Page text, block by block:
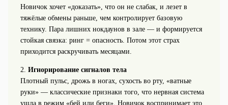
Новичок хочет «доказать», что он не слабак, и лезет в
тяжёлые обмены раньше, чем контролирует базовую
технику. Пара лишних нокдаунов в зале — и формируется
стойкая связка: ринг = опасность. Потом этот страх
приходится раскручивать месяцами.
2. Игнорирование сигналов тела
Плотный пульс, дрожь в ногах, сухость во рту, «ватные
руки» — классические признаки того, что нервная система
ушла в режим «бей или беги». Новичок воспринимает это